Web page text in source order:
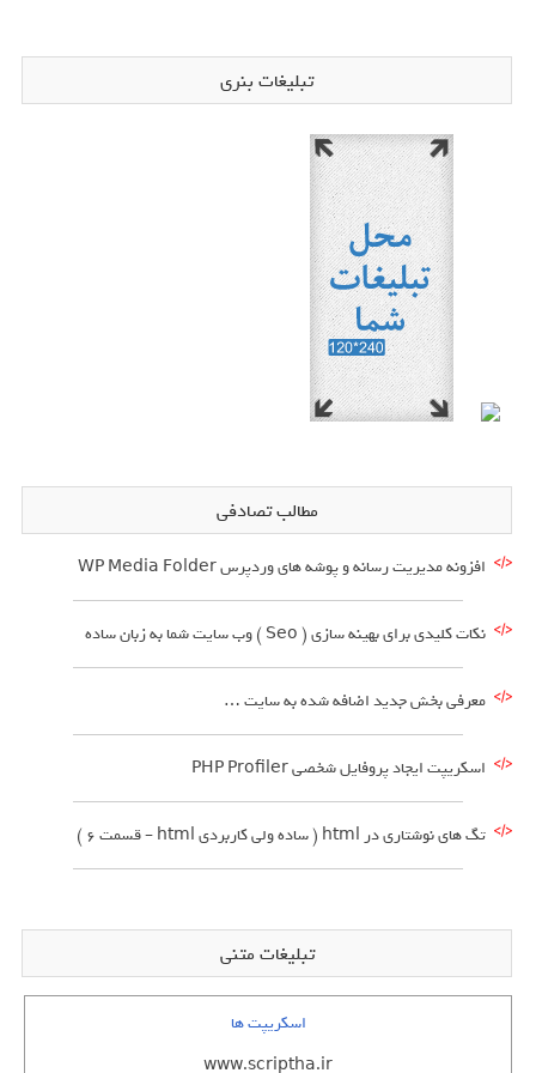
تبلیغات بنری
مطالب تصادفی
افزونه مدیریت رسانه و پوشه های وردپرس WP Media Folder
نکات کلیدی برای بهینه سازی ( Seo ) وب سایت شما به زبان ساده
معرفی بخش جدید اضافه شده به سایت …
اسکریپت ایجاد پروفایل شخصی PHP Profiler
تگ های نوشتاری در html ( ساده ولی کاربردی html – قسمت 6 )
تبلیغات متنی
اسکریپت ها
www.scriptha.ir